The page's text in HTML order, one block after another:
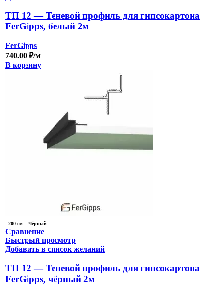
ТП 12 — Теневой профиль для гипсокартона
FerGipps, белый 2м
FerGipps
740.00 ₽/м
В корзину
200 см Чёрный
Сравнение
Быстрый просмотр
Добавить в список желаний
ТП 12 — Теневой профиль для гипсокартона
FerGipps, чёрный 2м